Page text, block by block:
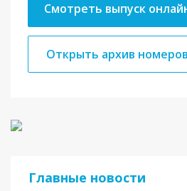
Смотреть выпуск
Открыть архив номеров
Главные новости